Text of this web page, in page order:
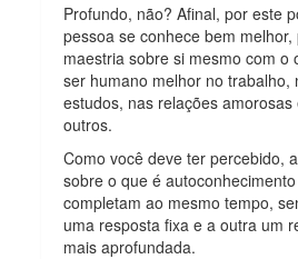
Profundo, não? Afinal, por este
pessoa se conhece bem
maestria sobre si mesmo com o
ser humano melhor no trabalho,
estudos, nas relações
outros.
Como você deve ter percebido,
sobre o que é
completam ao mesmo tempo,
uma resposta fixa e a outra um
mais aprofundada.